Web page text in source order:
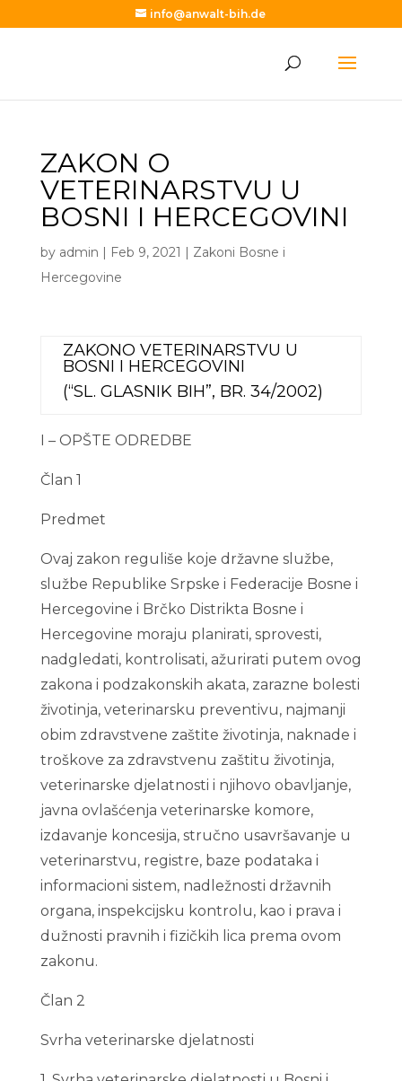
info@anwalt-bih.de
ZAKON O
VETERINARSTVU U
BOSNI I HERCEGOVINI
by admin | Feb 9, 2021 | Zakoni Bosne i
Hercegovine
ZAKONO VETERINARSTVU U
BOSNI I HERCEGOVINI
(“SL. GLASNIK BIH”, BR. 34/2002)
I – OPŠTE ODREDBE
Član 1
Predmet
Ovaj zakon reguliše koje državne službe,
službe Republike Srpske i Federacije Bosne i
Hercegovine i Brčko Distrikta Bosne i
Hercegovine moraju planirati, sprovesti,
nadgledati, kontrolisati, ažurirati putem ovog
zakona i podzakonskih akata, zarazne bolesti
životinja, veterinarsku preventivu, najmanji
obim zdravstvene zaštite životinja, naknade i
troškove za zdravstvenu zaštitu životinja,
veterinarske djelatnosti i njihovo obavljanje,
javna ovlašćenja veterinarske komore,
izdavanje koncesija, stručno usavršavanje u
veterinarstvu, registre, baze podataka i
informacioni sistem, nadležnosti državnih
organa, inspekcijsku kontrolu, kao i prava i
dužnosti pravnih i fizičkih lica prema ovom
zakonu.
Član 2
Svrha veterinarske djelatnosti